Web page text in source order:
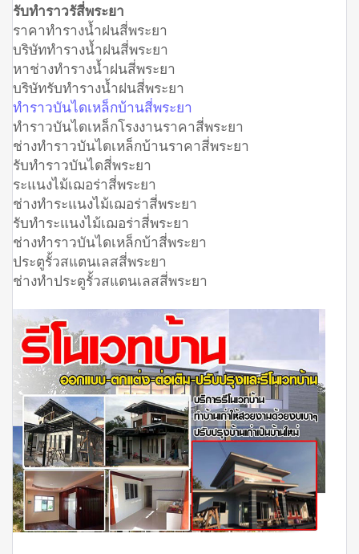
รับทำราวรัสี่พระยา
ราคาทำรางน้ำฝนสี่พระยา
บริษัททำรางน้ำฝนสี่พระยา
หาช่างทำรางน้ำฝนสี่พระยา
บริษัทรับทำรางน้ำฝนสี่พระยา
ทำราวบันไดเหล็กบ้านสี่พระยา
ทำราวบันไดเหล็กโรงงานราคาสี่พระยา
ช่างทำราวบันไดเหล็กบ้านราคาสี่พระยา
รับทำราวบันไดสี่พระยา
ระแนงไม้เฌอร่าสี่พระยา
ช่างทำระแนงไม้เฌอร่าสี่พระยา
รับทำระแนงไม้เฌอร่าสี่พระยา
ช่างทำราวบันไดเหล็กบ้าสี่พระยา
ประตูรั้วสแตนเลสสี่พระยา
ช่างทำประตูรั้วสแตนเลสสี่พระยา